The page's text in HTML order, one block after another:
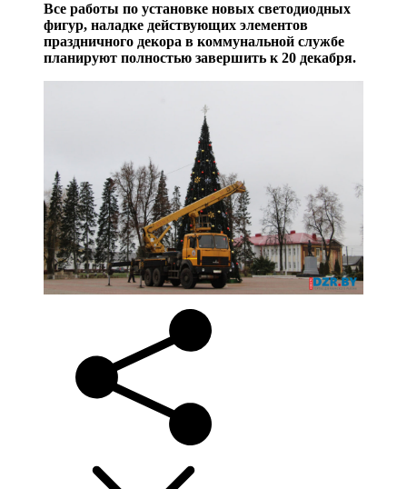
Все работы по установке новых светодиодных
фигур, наладке действующих элементов
праздничного декора в коммунальной службе
планируют полностью завершить к 20 декабря.